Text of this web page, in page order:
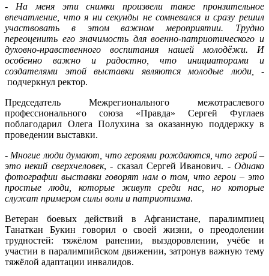
- На меня эти снимки произвели такое пронзительное
впечатление, что я ни секунды не сомневался и сразу решил
участвовать в этом важном мероприятии. Трудно
переоценить его значимость для военно-патриотического и
духовно-нравственного воспитания нашей молодёжи. И
особенно важно и радостно, что инициаторами и
создателями этой выставки являются молодые люди, -
подчеркнул ректор.
Председатель Межрегионального межотраслевого
профессионального союза «Правда» Сергей Фуглаев
поблагодарил Олега Полухина за оказанную поддержку в
проведении выставки.
- Многие люди думают, что героями рождаются, что герой –
это некий сверхчеловек, - сказал Сергей Иванович. - Однако
фотографии выставки говорят нам о том, что герои – это
простые люди, которые живут среди нас, но которые
служат примером силы воли и патриотизма.
Ветеран боевых действий в Афганистане, паралимпиец
Танаткан Букин говорил о своей жизни, о преодолении
трудностей: тяжёлом ранении, выздоровлении, учёбе и
участии в паралимпийском движении, затронув важную тему
тяжёлой адаптации инвалидов.